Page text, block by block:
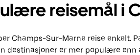
reisemål i
Champs-Sur-Marne reise enkelt.
destinasjoner er mer populære enn